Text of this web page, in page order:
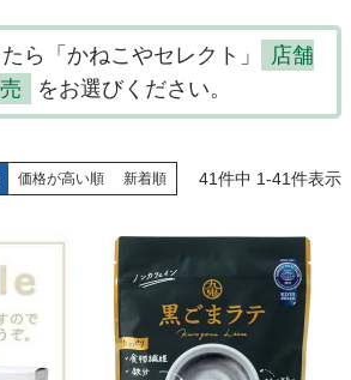
ら「かねこやセレクト」
店舗
をお選びください。
価格が高い順 新着順 41件中 1-41件表示